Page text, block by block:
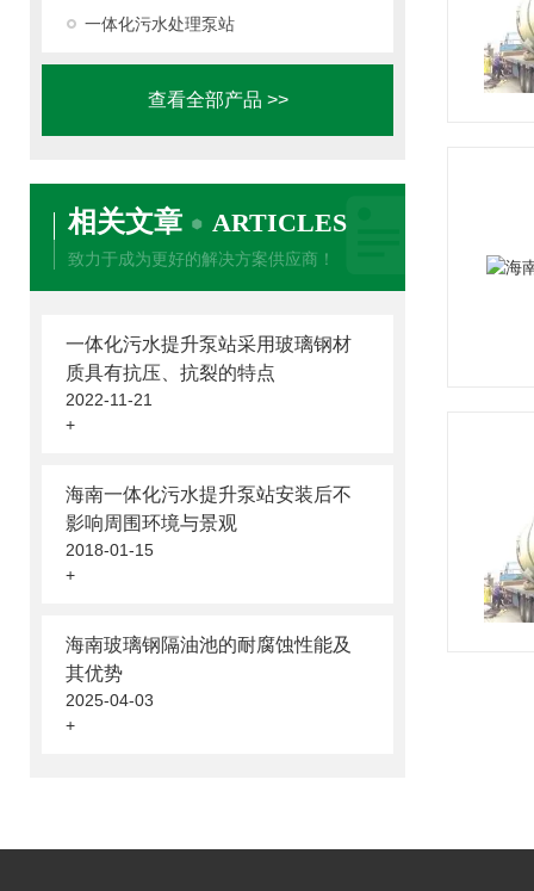
一体化污水处理泵站
查看全部产品 >>
相关文章 ARTICLES
致力于成为更好的解决方案供应商！
一体化污水提升泵站采用玻璃钢材
质具有抗压、抗裂的特点
2022-11-21
+
海南一体化污水提升泵站安装后不
影响周围环境与景观
2018-01-15
+
海南玻璃钢隔油池的耐腐蚀性能及
其优势
2025-04-03
+